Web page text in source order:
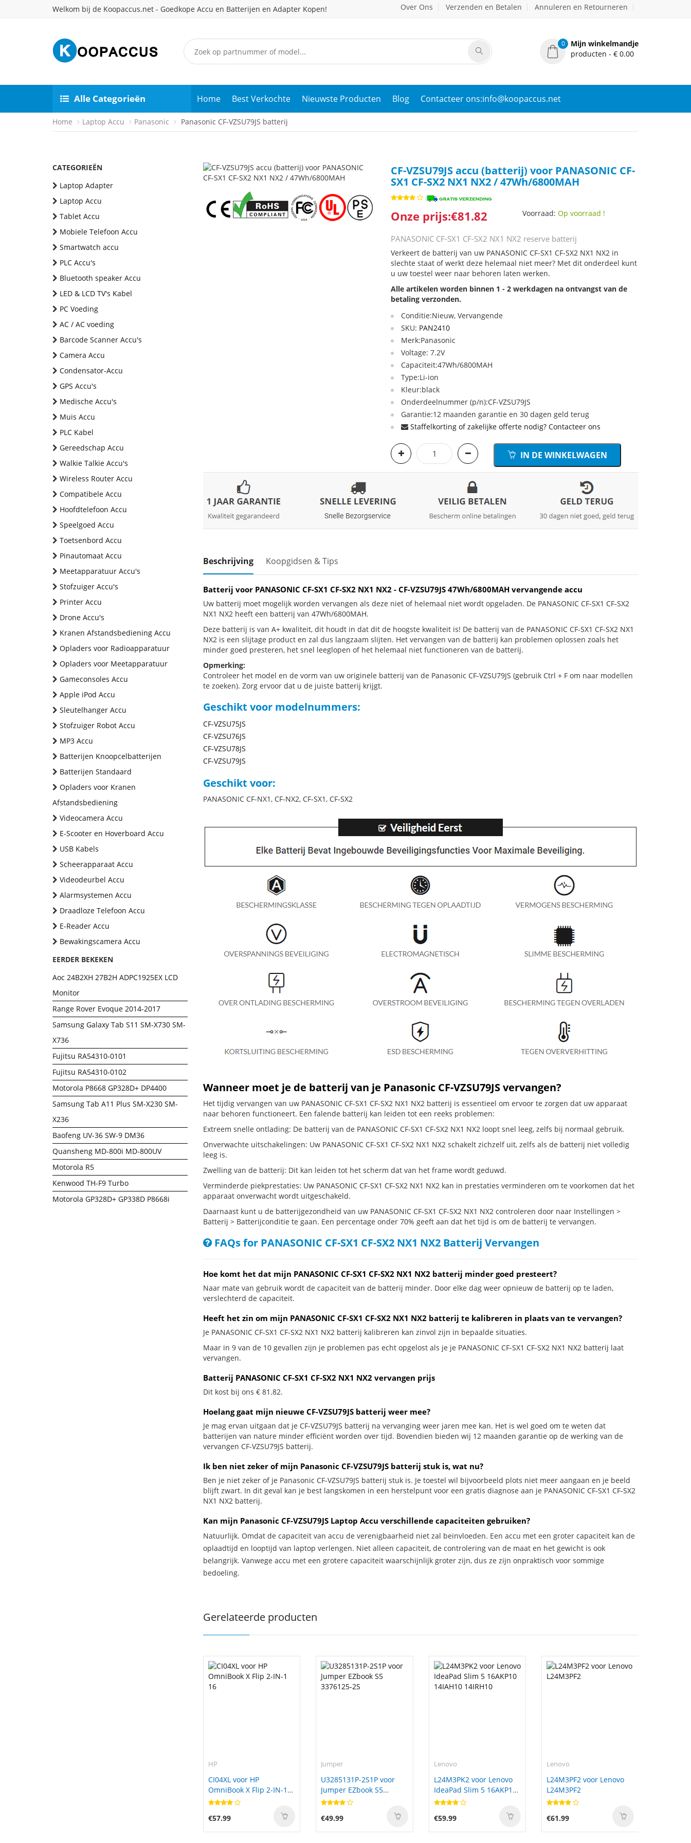
Welkom bij de Koopaccus.net - Goedkope Accu en Batterijen en Adapter Kopen! Over Ons Verzenden en Betalen Annuleren en Retourneren
0
Mijn winkelmandje
producten - € 0.00
Alle Categorieën Home Best Verkochte Nieuwste Producten Blog Contacteer ons:info@koopaccus.net
Home Laptop Accu Panasonic Panasonic CF-VZSU79JS batterij
CATEGORIEËN
Laptop Adapter
Laptop Accu
Tablet Accu
Mobiele Telefoon Accu
Smartwatch accu
PLC Accu's
Bluetooth speaker Accu
LED & LCD TV's Kabel
PC Voeding
AC / AC voeding
Barcode Scanner Accu's
Camera Accu
Condensator-Accu
GPS Accu's
Medische Accu's
Muis Accu
PLC Kabel
Gereedschap Accu
Walkie Talkie Accu's
Wireless Router Accu
Compatibele Accu
Hoofdtelefoon Accu
Speelgoed Accu
Toetsenbord Accu
Pinautomaat Accu
Meetapparatuur Accu's
Stofzuiger Accu's
Printer Accu
Drone Accu's
Kranen Afstandsbediening Accu
Opladers voor Radioapparatuur
Opladers voor Meetapparatuur
Gameconsoles Accu
Apple iPod Accu
Sleutelhanger Accu
Stofzuiger Robot Accu
MP3 Accu
Batterijen Knoopcelbatterijen
Batterijen Standaard
Opladers voor Kranen
Afstandsbediening
Videocamera Accu
E-Scooter en Hoverboard Accu
USB Kabels
Scheerapparaat Accu
Videodeurbel Accu
Alarmsystemen Accu
Draadloze Telefoon Accu
E-Reader Accu
Bewakingscamera Accu
EERDER BEKEKEN
Aoc 24B2XH 27B2H ADPC1925EX LCD
Monitor
Range Rover Evoque 2014-2017
Samsung Galaxy Tab S11 SM-X730 SM-
X736
Fujitsu RA54310-0101
Fujitsu RA54310-0102
Motorola P8668 GP328D+ DP4400
Samsung Tab A11 Plus SM-X230 SM-
X236
Baofeng UV-36 SW-9 DM36
Quansheng MD-800i MD-800UV
Motorola R5
Kenwood TH-F9 Turbo
Motorola GP328D+ GP338D P8668i
CF-VZSU79JS accu (batterij) voor PANASONIC CF-
SX1 CF-SX2 NX1 NX2 / 47Wh/6800MAH
Onze prijs:€81.82 Voorraad:Op voorraad !
PANASONIC CF-SX1 CF-SX2 NX1 NX2 reserve batterij
Verkeert de batterij van uw PANASONIC CF-SX1 CF-SX2 NX1 NX2 in
slechte staat of werkt deze helemaal niet meer? Met dit onderdeel kunt
u uw toestel weer naar behoren laten werken.
Alle artikelen worden binnen 1 - 2 werkdagen na ontvangst van de
betaling verzonden.
Conditie:Nieuw, Vervangende
SKU: PAN2410
Merk:Panasonic
Voltage: 7.2V
Capaciteit:47Wh/6800MAH
Type:Li-ion
Kleur:black
Onderdeelnummer (p/n):CF-VZSU79JS
Garantie:12 maanden garantie en 30 dagen geld terug
Staffelkorting of zakelijke offerte nodig? Contacteer ons
IN DE WINKELWAGEN
Beschrijving Koopgidsen & Tips
Batterij voor PANASONIC CF-SX1 CF-SX2 NX1 NX2 - CF-VZSU79JS 47Wh/6800MAH vervangende accu
Uw batterij moet mogelijk worden vervangen als deze niet of helemaal niet wordt opgeladen. De PANASONIC CF-SX1 CF-SX2
NX1 NX2 heeft een batterij van 47Wh/6800MAH.
Deze batterij is van A+ kwaliteit, dit houdt in dat dit de hoogste kwaliteit is! De batterij van de PANASONIC CF-SX1 CF-SX2 NX1
NX2 is een slijtage product en zal dus langzaam slijten. Het vervangen van de batterij kan problemen oplossen zoals het
minder goed presteren, het snel leeglopen of het helemaal niet functioneren van de batterij.
Opmerking:
Controleer het model en de vorm van uw originele batterij van de Panasonic CF-VZSU79JS (gebruik Ctrl + F om naar modellen
te zoeken). Zorg ervoor dat u de juiste batterij krijgt.
Geschikt voor modelnummers:
CF-VZSU75JS
CF-VZSU76JS
CF-VZSU78JS
CF-VZSU79JS
Geschikt voor:
PANASONIC CF-NX1, CF-NX2, CF-SX1, CF-SX2
Wanneer moet je de batterij van je Panasonic CF-VZSU79JS vervangen?
Het tijdig vervangen van uw PANASONIC CF-SX1 CF-SX2 NX1 NX2 batterij is essentieel om ervoor te zorgen dat uw apparaat
naar behoren functioneert. Een falende batterij kan leiden tot een reeks problemen:
Extreem snelle ontlading: De batterij van de PANASONIC CF-SX1 CF-SX2 NX1 NX2 loopt snel leeg, zelfs bij normaal gebruik.
Onverwachte uitschakelingen: Uw PANASONIC CF-SX1 CF-SX2 NX1 NX2 schakelt zichzelf uit, zelfs als de batterij niet volledig
leeg is.
Zwelling van de batterij: Dit kan leiden tot het scherm dat van het frame wordt geduwd.
Verminderde piekprestaties: Uw PANASONIC CF-SX1 CF-SX2 NX1 NX2 kan in prestaties verminderen om te voorkomen dat het
apparaat onverwacht wordt uitgeschakeld.
Daarnaast kunt u de batterijgezondheid van uw PANASONIC CF-SX1 CF-SX2 NX1 NX2 controleren door naar Instellingen >
Batterij > Batterijconditie te gaan. Een percentage onder 70% geeft aan dat het tijd is om de batterij te vervangen.
FAQs for PANASONIC CF-SX1 CF-SX2 NX1 NX2 Batterij Vervangen
Hoe komt het dat mijn PANASONIC CF-SX1 CF-SX2 NX1 NX2 batterij minder goed presteert?
Naar mate van gebruik wordt de capaciteit van de batterij minder. Door elke dag weer opnieuw de batterij op te laden,
verslechterd de capaciteit.
Heeft het zin om mijn PANASONIC CF-SX1 CF-SX2 NX1 NX2 batterij te kalibreren in plaats van te vervangen?
Je PANASONIC CF-SX1 CF-SX2 NX1 NX2 batterij kalibreren kan zinvol zijn in bepaalde situaties.
Maar in 9 van de 10 gevallen zijn je problemen pas echt opgelost als je je PANASONIC CF-SX1 CF-SX2 NX1 NX2 batterij laat
vervangen.
Batterij PANASONIC CF-SX1 CF-SX2 NX1 NX2 vervangen prijs
Dit kost bij ons € 81.82.
Hoelang gaat mijn nieuwe CF-VZSU79JS batterij weer mee?
Je mag ervan uitgaan dat je CF-VZSU79JS batterij na vervanging weer jaren mee kan. Het is wel goed om te weten dat
batterijen van nature minder efficiënt worden over tijd. Bovendien bieden wij 12 maanden garantie op de werking van de
vervangen CF-VZSU79JS batterij.
Ik ben niet zeker of mijn Panasonic CF-VZSU79JS batterij stuk is, wat nu?
Ben je niet zeker of je Panasonic CF-VZSU79JS batterij stuk is. Je toestel wil bijvoorbeeld plots niet meer aangaan en je beeld
blijft zwart. In dit geval kan je best langskomen in een herstelpunt voor een gratis diagnose aan je PANASONIC CF-SX1 CF-SX2
NX1 NX2 batterij.
Kan mijn Panasonic CF-VZSU79JS Laptop Accu verschillende capaciteiten gebruiken?
Natuurlijk. Omdat de capaciteit van accu de verenigbaarheid niet zal beïnvloeden. Een accu met een groter capaciteit kan de
oplaadtijd en looptijd van laptop verlengen. Niet alleen capaciteit, de controlering van de maat en het gewicht is ook
belangrijk. Vanwege accu met een grotere capaciteit waarschijnlijk groter zijn, dus ze zijn onpraktisch voor sommige
bedoeling.
Gerelateerde producten
HP
CI04XL voor HP
OmniBook X Flip 2-IN-1
16
€57.99
Jumper
U3285131P-2S1P voor
Jumper EZbook S5
3376125-2S
€49.99
Lenovo
L24M3PK2 voor Lenovo
IdeaPad Slim 5 16AKP10
14IAH10 14IRH10
€59.99
Lenovo
L24M3PF2 voor Lenovo
L24M3PF2
€61.99